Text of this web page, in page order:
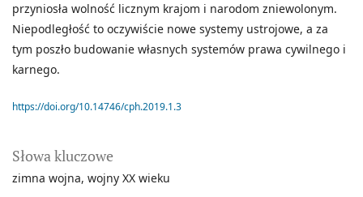
Słowa kluczowe
zimna wojna wojny XX wieku
przyniosła wolność licznym krajom i narodom zniewolonym.
Niepodległość to oczywiście nowe systemy ustrojowe, a za
tym poszło budowanie własnych systemów prawa cywilnego i
karnego.
https://doi.org/10.14746/cph.2019.1.3